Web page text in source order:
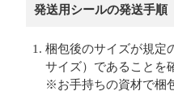
発送用シールの発送手順
梱包後のサイズが規定
サイズ）であることを
※お手持ちの資材で梱